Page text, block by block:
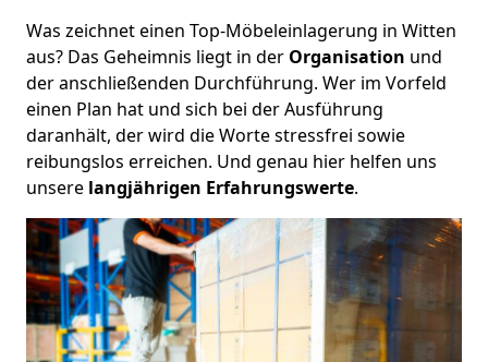
Was zeichnet einen Top-Möbeleinlagerung in Witten
aus? Das Geheimnis liegt in der Organisation und
der anschließenden Durchführung. Wer im Vorfeld
einen Plan hat und sich bei der Ausführung
daranhält, der wird die Worte stressfrei sowie
reibungslos erreichen. Und genau hier helfen uns
unsere langjährigen Erfahrungswerte.